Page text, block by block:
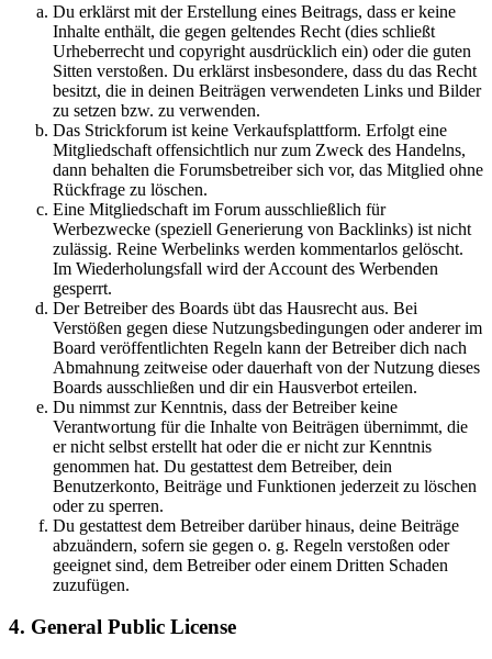
Du erklärst mit der Erstellung eines Beitrags, dass er keine
Inhalte enthält, die gegen geltendes Recht (dies schließt
Urheberrecht und copyright ausdrücklich ein) oder die guten
Sitten verstoßen. Du erklärst insbesondere, dass du das Recht
besitzt, die in deinen Beiträgen verwendeten Links und Bilder
zu setzen bzw. zu verwenden.
Das Strickforum ist keine Verkaufsplattform. Erfolgt eine
Mitgliedschaft offensichtlich nur zum Zweck des Handelns,
dann behalten die Forumsbetreiber sich vor, das Mitglied ohne
Rückfrage zu löschen.
Eine Mitgliedschaft im Forum ausschließlich für
Werbezwecke (speziell Generierung von Backlinks) ist nicht
zulässig. Reine Werbelinks werden kommentarlos gelöscht.
Im Wiederholungsfall wird der Account des Werbenden
gesperrt.
Der Betreiber des Boards übt das Hausrecht aus. Bei
Verstößen gegen diese Nutzungsbedingungen oder anderer im
Board veröffentlichten Regeln kann der Betreiber dich nach
Abmahnung zeitweise oder dauerhaft von der Nutzung dieses
Boards ausschließen und dir ein Hausverbot erteilen.
Du nimmst zur Kenntnis, dass der Betreiber keine
Verantwortung für die Inhalte von Beiträgen übernimmt, die
er nicht selbst erstellt hat oder die er nicht zur Kenntnis
genommen hat. Du gestattest dem Betreiber, dein
Benutzerkonto, Beiträge und Funktionen jederzeit zu löschen
oder zu sperren.
Du gestattest dem Betreiber darüber hinaus, deine Beiträge
abzuändern, sofern sie gegen o. g. Regeln verstoßen oder
geeignet sind, dem Betreiber oder einem Dritten Schaden
zuzufügen.
4. General Public License